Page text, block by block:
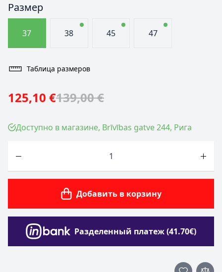
Размер
37 38 45 47
Таблица размеров
125,10 €139,00 €
Доступно в магазине, Brīvības gatve 244, Рига
Добавить в корзину
Разделенный платеж (41.70€)